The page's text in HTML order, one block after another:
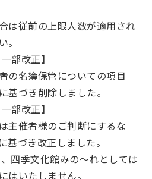
は従前の上限人数が適用され
。
部改正】
の名簿保管についての項目
基づき削除しました。
部改正】
主催者様のご判断にするな
基づき改正しました。
四季文化館みの～れとしては
はいたしません。